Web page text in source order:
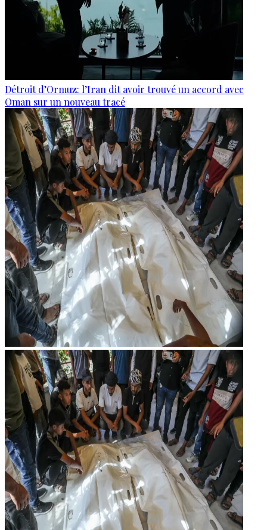
Détroit d’Ormuz: l’Iran dit avoir trouvé un accord avec
Oman sur un nouveau tracé